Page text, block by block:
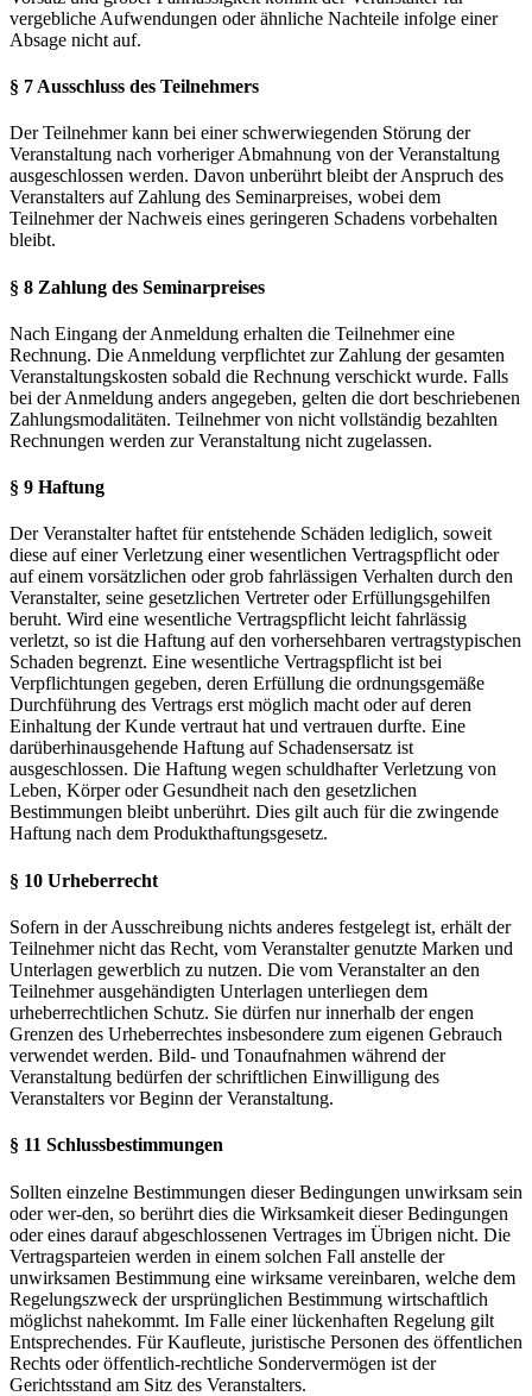
vergebliche Aufwendungen oder ähnliche Nachteile infolge einer
Absage nicht auf.
§ 7 Ausschluss des Teilnehmers
Der Teilnehmer kann bei einer schwerwiegenden Störung der
Veranstaltung nach vorheriger Abmahnung von der Veranstaltung
ausgeschlossen werden. Davon unberührt bleibt der Anspruch des
Veranstalters auf Zahlung des Seminarpreises, wobei dem
Teilnehmer der Nachweis eines geringeren Schadens vorbehalten
bleibt.
§ 8 Zahlung des Seminarpreises
Nach Eingang der Anmeldung erhalten die Teilnehmer eine
Rechnung. Die Anmeldung verpflichtet zur Zahlung der gesamten
Veranstaltungskosten sobald die Rechnung verschickt wurde. Falls
bei der Anmeldung anders angegeben, gelten die dort beschriebenen
Zahlungsmodalitäten. Teilnehmer von nicht vollständig bezahlten
Rechnungen werden zur Veranstaltung nicht zugelassen.
§ 9 Haftung
Der Veranstalter haftet für entstehende Schäden lediglich, soweit
diese auf einer Verletzung einer wesentlichen Vertragspflicht oder
auf einem vorsätzlichen oder grob fahrlässigen Verhalten durch den
Veranstalter, seine gesetzlichen Vertreter oder Erfüllungsgehilfen
beruht. Wird eine wesentliche Vertragspflicht leicht fahrlässig
verletzt, so ist die Haftung auf den vorhersehbaren vertragstypischen
Schaden begrenzt. Eine wesentliche Vertragspflicht ist bei
Verpflichtungen gegeben, deren Erfüllung die ordnungsgemäße
Durchführung des Vertrags erst möglich macht oder auf deren
Einhaltung der Kunde vertraut hat und vertrauen durfte. Eine
darüberhinausgehende Haftung auf Schadensersatz ist
ausgeschlossen. Die Haftung wegen schuldhafter Verletzung von
Leben, Körper oder Gesundheit nach den gesetzlichen
Bestimmungen bleibt unberührt. Dies gilt auch für die zwingende
Haftung nach dem Produkthaftungsgesetz.
§ 10 Urheberrecht
Sofern in der Ausschreibung nichts anderes festgelegt ist, erhält der
Teilnehmer nicht das Recht, vom Veranstalter genutzte Marken und
Unterlagen gewerblich zu nutzen. Die vom Veranstalter an den
Teilnehmer ausgehändigten Unterlagen unterliegen dem
urheberrechtlichen Schutz. Sie dürfen nur innerhalb der engen
Grenzen des Urheberrechtes insbesondere zum eigenen Gebrauch
verwendet werden. Bild- und Tonaufnahmen während der
Veranstaltung bedürfen der schriftlichen Einwilligung des
Veranstalters vor Beginn der Veranstaltung.
§ 11 Schlussbestimmungen
Sollten einzelne Bestimmungen dieser Bedingungen unwirksam sein
oder wer-den, so berührt dies die Wirksamkeit dieser Bedingungen
oder eines darauf abgeschlossenen Vertrages im Übrigen nicht. Die
Vertragsparteien werden in einem solchen Fall anstelle der
unwirksamen Bestimmung eine wirksame vereinbaren, welche dem
Regelungszweck der ursprünglichen Bestimmung wirtschaftlich
möglichst nahekommt. Im Falle einer lückenhaften Regelung gilt
Entsprechendes. Für Kaufleute, juristische Personen des öffentlichen
Rechts oder öffentlich-rechtliche Sondervermögen ist der
Gerichtsstand am Sitz des Veranstalters.